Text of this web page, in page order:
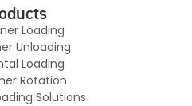
Loading
Unloading
Loading
Rotation
Solutions